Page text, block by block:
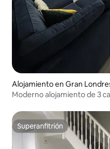
Alojamiento en Gran
Moderno alojamiento de 3
Superanfitrión
Superanfitrión